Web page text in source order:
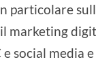
particolare
marketing
social media